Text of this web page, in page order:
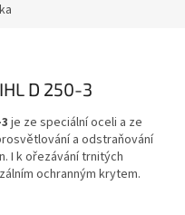
D 250-3
je ze speciální oceli a ze
a odstraňování
I k ořezávání trnitých
ochranným krytem.